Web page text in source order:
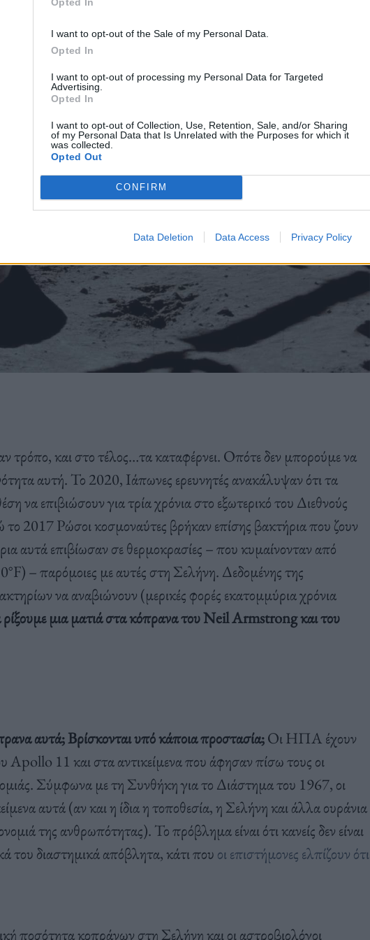
I want to opt-out of the Sale of my Personal Data.
Opted In
I want to opt-out of processing my Personal Data for Targeted
Advertising.
Opted In
I want to opt-out of Collection, Use, Retention, Sale, and/or Sharing
of my Personal Data that Is Unrelated with the Purposes for which it
was collected.
Opted Out
CONFIRM
Data Deletion Data Access Privacy Policy
τρόπο, και στο τέλος…τα καταφέρνει. Οπότε δεν μπορούμε να
αυτή. Το 2020, Ιάπωνες ερευνητές ανακάλυψαν ότι τα
να επιβιώσουν για τρία χρόνια στο εξωτερικό του Διεθνούς
2017 Ρώσοι κοσμοναύτες βρήκαν επίσης βακτήρια που ζουν
αυτά επιβίωσαν σε θερμοκρασίες – που κυμαίνονταν από
– παρόμοιες με αυτές στη Σελήνη. Δεδομένης της
να αναβιώνουν (μερικές φορές εκατομμύρια χρόνια
ρίξουμε μια ματιά στα κόπρανα του Neil Armstrong και του
αυτά; Βρίσκονται υπό κάποια προστασία;Οι ΗΠΑ έχουν
Apollo 11 και στα αντικείμενα που άφησαν πίσω τους οι
Σύμφωνα με τη Συνθήκη για το Διάστημα του 1967, οι
αυτά (αν και η ίδια η τοποθεσία, η Σελήνη και άλλα ουράνια
της ανθρωπότητας). Το πρόβλημα είναι ότι κανείς δεν είναι
του διαστημικά απόβλητα, κάτι που οι επιστήμονες ελπίζουν ότι
ποσότητα κοπράνων στη Σελήνη και οι αστροβιολόγοι